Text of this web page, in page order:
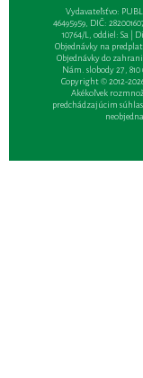
Vydavateľsťvo:
46495959, DIČ:
10764/L, oddiel: Sa |
Objednávky na
Objednávky do
Nám. slobody 27,
Copyright © 2012-
Akékoľvek
predchádzajúcim